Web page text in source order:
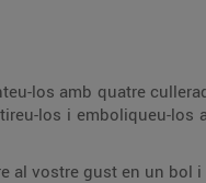
los amb quatre
los i emboliqueu-los
al vostre gust en un